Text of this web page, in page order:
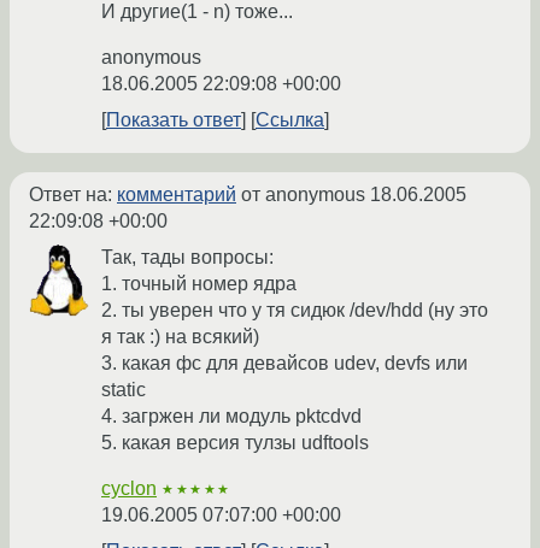
И другие(1 - n) тоже...
anonymous
18.06.2005 22:09:08 +00:00
Показать ответ
Ссылка
Ответ на: комментарий от anonymous 18.06.2005
22:09:08 +00:00
Так, тады вопросы:
1. точный номер ядра
2. ты уверен что у тя сидюк /dev/hdd (ну это
я так :) на всякий)
3. какая фс для девайсов udev, devfs или
static
4. загржен ли модуль pktcdvd
5. какая версия тулзы udftools
cyclon ★★★★★
19.06.2005 07:07:00 +00:00